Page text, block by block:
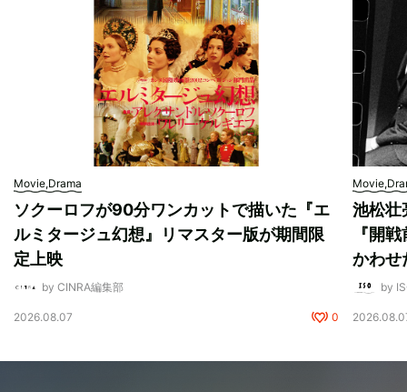
Movie,Drama
ソクーロフが90分ワンカットで描いた『エ
ルミタージュ幻想』リマスター版が期間限
定上映
by CINRA編集部
2026.08.07 0
池松壮
『開
かわせ
by